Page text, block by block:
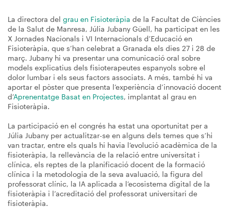
La directora del grau en Fisioteràpia de la Facultat de Ciències
de la Salut de Manresa, Júlia Jubany Güell, ha participat en les
X Jornades Nacionals i VI Internacionals d’Educació en
Fisioteràpia, que s’han celebrat a Granada els dies 27 i 28 de
març. Jubany hi va presentar una comunicació oral sobre
models explicatius dels fisioterapeutes espanyols sobre el
dolor lumbar i els seus factors associats. A més, també hi va
aportar el pòster que presenta l’experiència d’innovació docent
d’Aprenentatge Basat en Projectes, implantat al grau en
Fisioteràpia.
La participació en el congrés ha estat una oportunitat per a
Júlia Jubany per actualitzar-se en alguns dels temes que s’hi
van tractar, entre els quals hi havia l’evolució acadèmica de la
fisioteràpia, la rellevància de la relació entre universitat i
clínica, els reptes de la planificació docent de la formació
clínica i la metodologia de la seva avaluació, la figura del
professorat clínic, la IA aplicada a l’ecosistema digital de la
fisioteràpia i l’acreditació del professorat universitari de
fisioteràpia.